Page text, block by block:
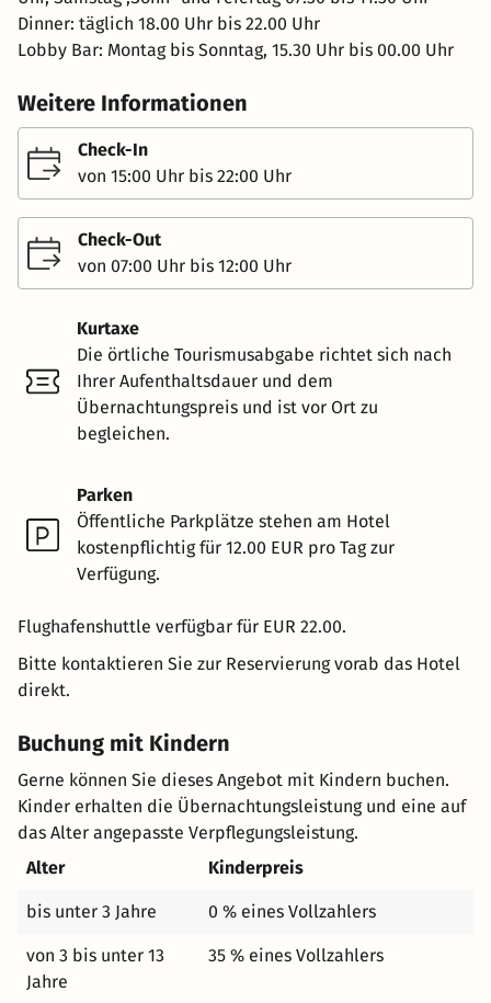
Dinner: täglich 18.00 Uhr bis 22.00 Uhr
Lobby Bar: Montag bis Sonntag, 15.30 Uhr bis 00.00 Uhr
Weitere Informationen
Check-In
von 15:00 Uhr bis 22:00 Uhr
Check-Out
von 07:00 Uhr bis 12:00 Uhr
Kurtaxe
Die örtliche Tourismusabgabe richtet sich nach
Ihrer Aufenthaltsdauer und dem
Übernachtungspreis und ist vor Ort zu
begleichen.
Parken
Öffentliche Parkplätze stehen am Hotel
kostenpflichtig für 12.00 EUR pro Tag zur
Verfügung.
Flughafenshuttle verfügbar für EUR 22.00.
Bitte kontaktieren Sie zur Reservierung vorab das Hotel
direkt.
Buchung mit Kindern
Gerne können Sie dieses Angebot mit Kindern buchen.
Kinder erhalten die Übernachtungsleistung und eine auf
das Alter angepasste Verpflegungsleistung.
Alter
Kinderpreis
bis unter 3 Jahre 0 % eines Vollzahlers
von 3 bis unter 13
Jahre
35 % eines Vollzahlers